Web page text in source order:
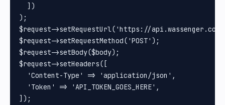
  ])
);
$request->setRequestUrl('https://
$request->setRequestMethod('POST');
$request->setBody($body);
$request->setHeaders([
  'Content-Type' => 'application/json',
  'Token' => 'API_TOKEN_GOES_HERE',
]);